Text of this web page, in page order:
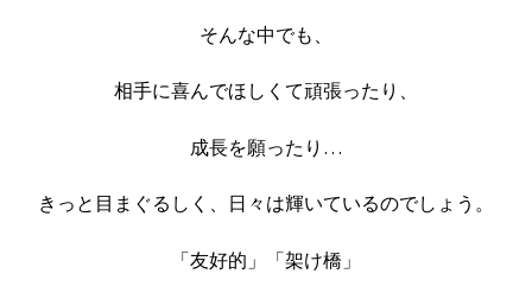
そんな中でも、
相手に喜んでほしくて頑張ったり、
成長を願ったり…
きっと目まぐるしく、日々は輝いているのでしょう。
「友好的」「架け橋」